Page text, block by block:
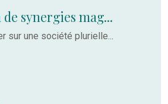
synergies mag...
sur une société plurielle...